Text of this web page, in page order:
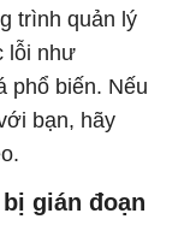
trình quản lý
lỗi như
phổ biến. Nếu
bạn, hãy
gián đoạn